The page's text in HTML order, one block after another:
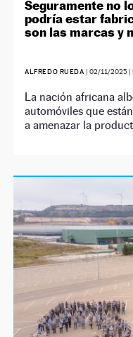
Seguramente no
podría estar
son las marcas y
ALFREDO RUEDA | 02/11/2025|
La nación africana
automóviles que
a amenazar la